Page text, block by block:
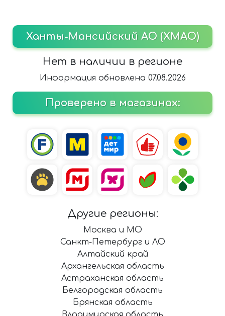
Ханты-Мансийский АО (ХМАО)
Нет в наличии в регионе
Информация обновлена 07.08.2026
Проверено в магазинах:
Другие регионы:
Москва и МО
Санкт-Петербург и ЛО
Алтайский край
Архангельская область
Астраханская область
Белгородская область
Брянская область